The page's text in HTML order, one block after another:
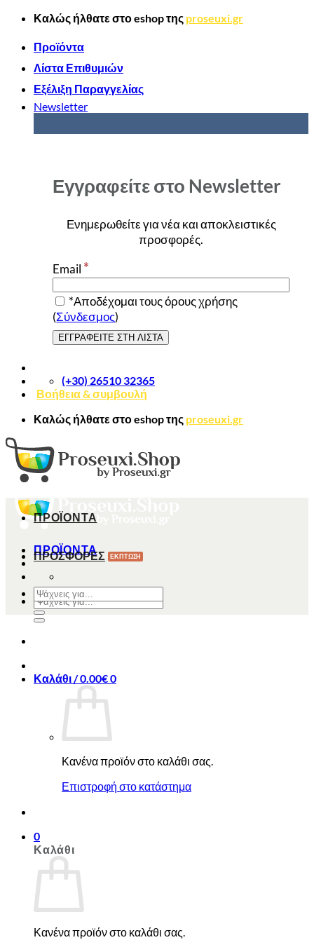
Μετάβαση
περιεχόμενο
Καλώς ήλθατε στοeshopτης proseuxi.gr
Προϊόντα
Λίστα Επιθυμιών
Εξέλιξη Παραγγελίας
Newsletter
Εγγραφείτε στο Newsletter
Ενημερωθείτε για νέα και αποκλειστικές
προσφορές.
Email *
*Αποδέχομαι τους όρους χρήσης
(Σύνδεσμος)
(+30) 26510 32365
Βοήθεια & συμβουλή
Καλώς ήλθατε στοeshopτης proseuxi.gr
ΠΡΟΪΟΝΤΑ
Αναζήτηση
για:
Καλάθι /0.00€0
Κανένα προϊόν στο καλάθι σας.
Επιστροφή στο κατάστημα
0
Καλάθι
Κανένα προϊόν στο καλάθι σας.
ΠΡΟΪΟΝΤΑ
ΠΡΟΣΦΟΡΕΣ
Αναζήτηση
για: